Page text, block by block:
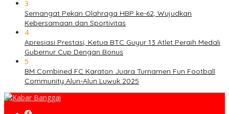
3
Semangat Pekan Olahraga HBP ke-62, Wujudkan
Kebersamaan dan Sportivitas
4
Apresiasi Prestasi, Ketua BTC Guyur 13 Atlet Peraih Medali
Gubernur Cup Dengan Bonus
5
BM Combined FC Karaton Juara Turnamen Fun Football
Community Alun-Alun Luwuk 2025